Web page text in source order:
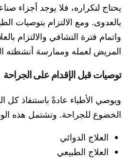
يحتاج لتكراره، فلا يوجد أجزاء
بالعدوى. ومع الالتزام بتوصيات
واتمام فترة التشافي والالتزام
المريض لعمله وممارسة أنشطته
توصيات قبل الإقدام على الجراحة
ويوصي الأطباء عادةً باستنفاذ كل
الخضوع للجراحة. وتشتمل هذه
العلاج الدوائي
العلاج الطبيعي